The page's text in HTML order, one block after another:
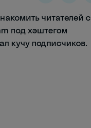
читателей с
под хэштегом
кучу подписчиков.